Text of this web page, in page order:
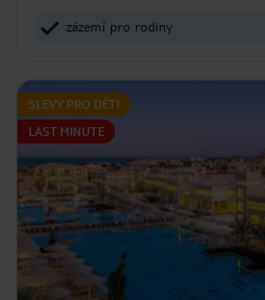
zázemí pro rodiny
SLEVY PRO DĚTI
LAST MINUTE